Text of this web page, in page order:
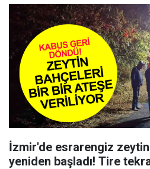
İzmir'de esrarengiz zeytin
yeniden başladı! Tire